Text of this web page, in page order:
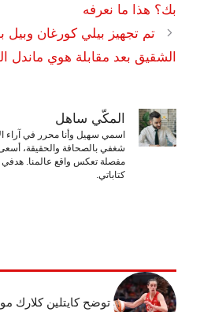
بك؟ هذا ما نعرفه
تم تجهيز بيلي كورغان وبيل
الشقيق بعد مقابلة هوي ماندل
المكّي ساهل
اسمي سهيل وأنا محرر في آراء
شغفي بالصحافة والحقيقة، أسعى
مفصلة تعكس واقع عالمنا. هدفي
كتاباتي.
توضح كايتلين كلارك